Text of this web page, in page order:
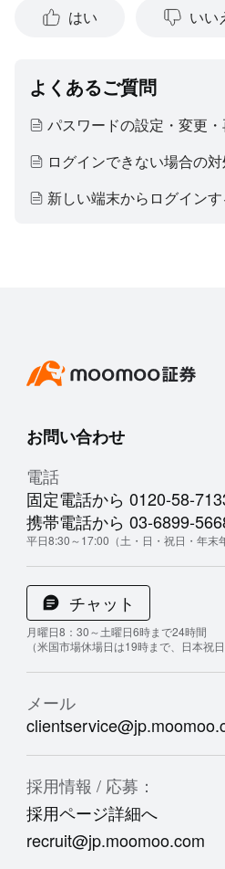
はい いい
よくあるご質問
パスワードの設定・変更
ログインできない場合の
お問い合わせ
電話
固定電話から 0120-58-
携帯電話から 03-6899-
平日8:30～17:00（土・日・祝日・年末
チャット
月曜日8：30～土曜日6時まで24時間
（米国市場休場日は19時まで、日本祝
メール
採用情報 / 応募：
採用ページ詳細へ
recruit@jp.moomoo.com